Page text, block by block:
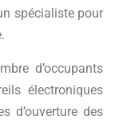
spécialiste pour
d’occupants
électroniques
d’ouverture des